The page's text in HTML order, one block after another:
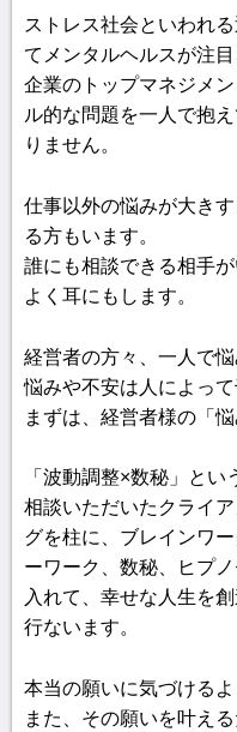
ストレス社会といわれ
てメンタルヘルスが注目
企業のトップマネジメ
ル的な問題を一人で抱
りません。
仕事以外の悩みが大き
る方もいます。
誰にも相談できる相手
よく耳にもします。
経営者の方々、一人で
悩みや不安は人によって
まずは、経営者様の「
「波動調整×数秘」と
相談いただいたクライ
グを柱に、ブレインワ
ーワーク、数秘、ヒプ
入れて、幸せな人生を
行ないます。
本当の願いに気づけるよ
また、その願いを叶え